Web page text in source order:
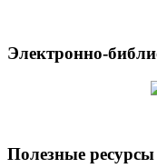
Электронно-
Полезные ресурсы